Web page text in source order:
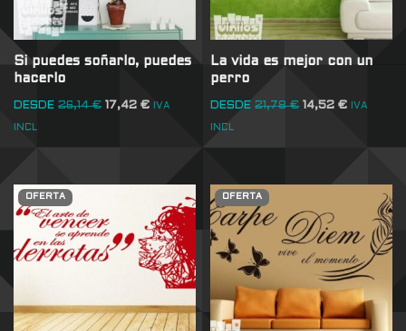
Si puedes soñarlo, puedes
hacerlo
DESDE 26,14€ 17,42 € IVA
INCL
La vida es mejor con un
perro
DESDE 21,78€ 14,52€ IVA
INCL
OFERTA OFERTA